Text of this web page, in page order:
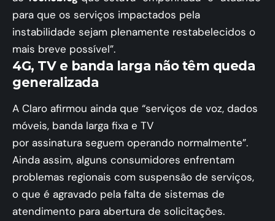
para que os serviços impactados pela
instabilidade sejam plenamente restabelecidos o
mais breve possível”.
4G, TV e banda larga não têm queda
generalizada
A Claro afirmou ainda que “serviços de voz, dados
móveis, banda larga fixa e TV
por assinatura seguem operando normalmente”.
Ainda assim, alguns consumidores enfrentam
problemas regionais com suspensão de serviços,
o que é agravado pela falta de sistemas de
atendimento para abertura de solicitações.